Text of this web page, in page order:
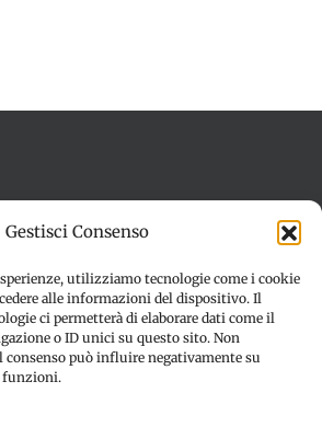
Gestisci Consenso
utilizziamo tecnologie come i cookie
alle informazioni del dispositivo. Il
ci permetterà di elaborare dati come il
o ID unici su questo sito. Non
può influire negativamente su
funzioni.
sulla Privacy (UE)
Disconoscimento